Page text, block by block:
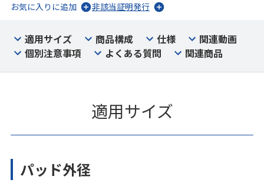
お気に入りに追加
非該当証明発行
適用サイズ 商品構成 仕様
関連動画
個別注意事項
よくある質問 関連商品
適用サイズ
パッド外径